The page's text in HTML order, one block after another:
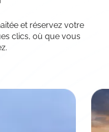
et réservez votre
clics, où que vous